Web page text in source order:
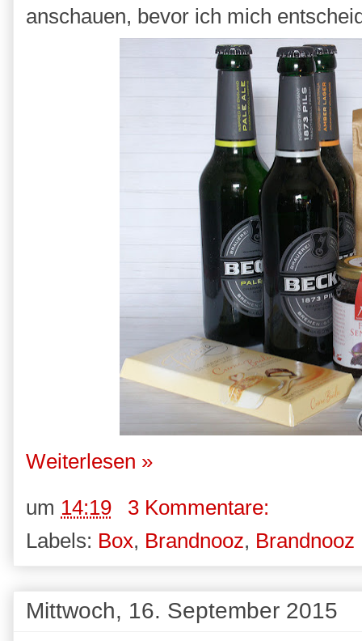
anschauen, bevor ich mich
Weiterlesen »
um 14:19
3 Kommentare:
Labels: Box, Brandnooz, Brandnooz
Mittwoch, 16. September 2015